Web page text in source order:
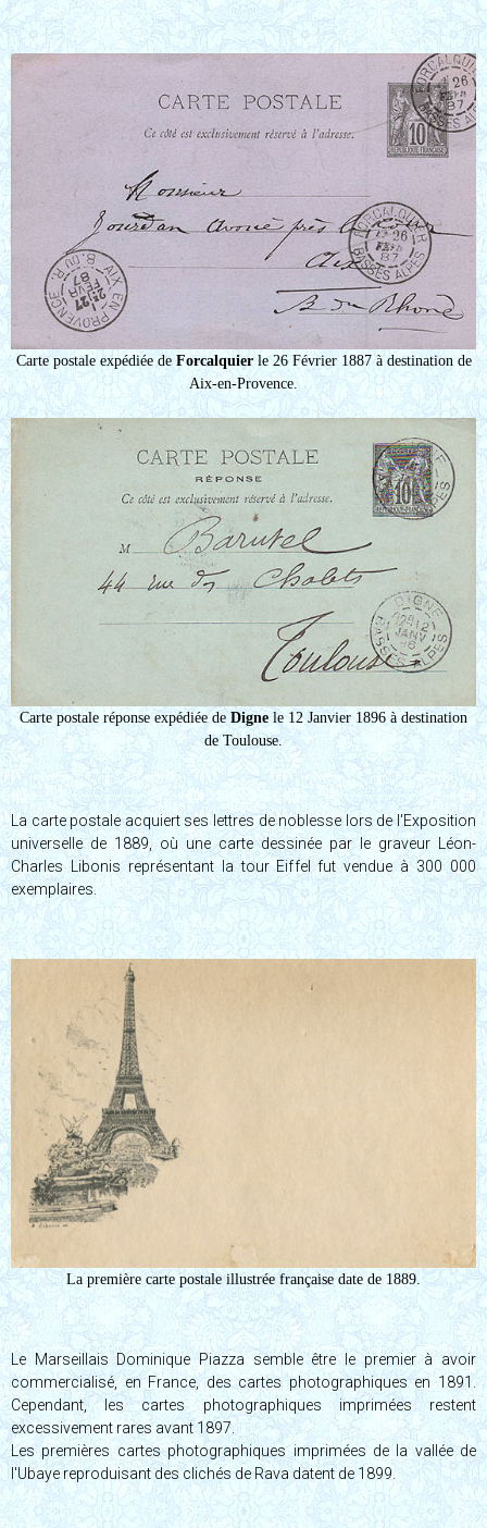
Carte postale expédiée de Forcalquierle 26 Février 1887 à destination de
Aix-en-Provence.
Carte postale réponse expédiée de Digne le 12 Janvier 1896 à destination
de Toulouse.
La carte postale acquiert ses lettres de noblesse lors de l'Exposition
universelle de 1889, où une carte dessinée par le graveur Léon-
Charles Libonis représentant la tour Eiffel fut vendue à 300 000
exemplaires.
La première carte postale illustrée française date de 1889.
Le Marseillais Dominique Piazza semble être le premier à avoir
commercialisé, en France, des cartes photographiques en 1891.
Cependant, les cartes photographiques imprimées restent
excessivement rares avant 1897.
Les premières cartes photographiques imprimées de la vallée de
l'Ubaye reproduisant des clichés de Rava datent de 1899.